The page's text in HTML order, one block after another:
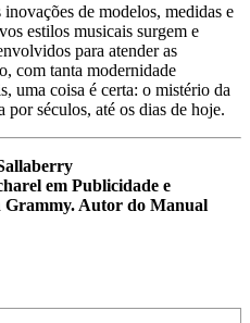
de modelos, medidas e
estilos musicais surgem e
para atender as
com tanta modernidade
uma coisa é certa: o mistério da
séculos, até os dias de hoje.
em Publicidade e
Autor do Manual